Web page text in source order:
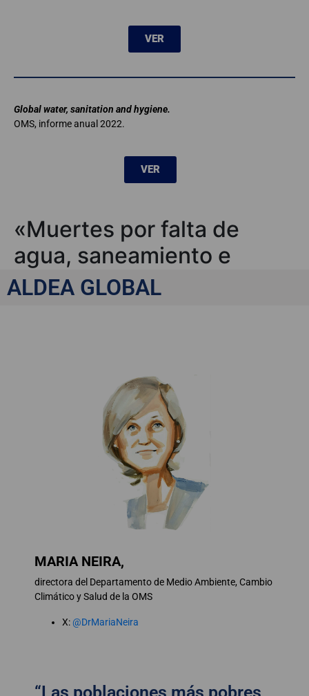
VER
Global water, sanitation and hygiene.
OMS, informe anual 2022.
VER
«Muertes por falta de
agua, saneamiento e
higiene», por María Neira
ALDEA GLOBAL
MARIA NEIRA,
directora del Departamento de Medio Ambiente, Cambio
Climático y Salud de la OMS
X:@DrMariaNeira